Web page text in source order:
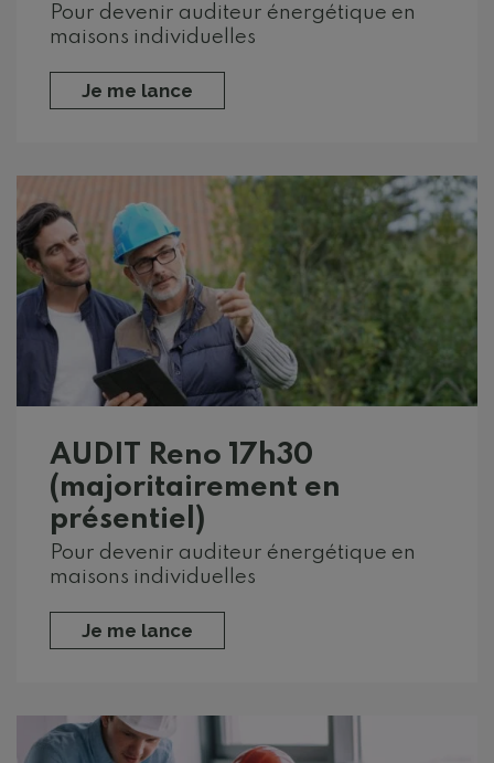
Pour devenir auditeur énergétique en
maisons individuelles
Je me lance
AUDIT Reno 17h30
(majoritairement en
présentiel)
Pour devenir auditeur énergétique en
maisons individuelles
Je me lance